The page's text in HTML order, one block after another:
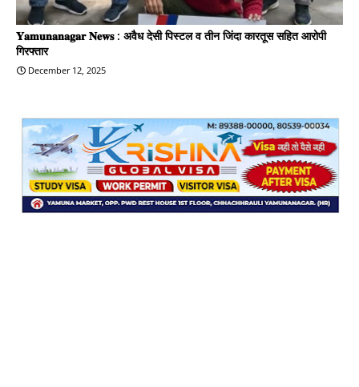
𝐘𝐚𝐦𝐮𝐧𝐚𝐧𝐚𝐠𝐚𝐫 𝐍𝐞𝐰𝐬 : अवैध देसी पिस्टल व तीन जिंदा कारतूस सहित आरोपी
गिरफ्तार
December 12, 2025